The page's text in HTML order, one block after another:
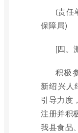
(责任
保障局)
[四。
积极
新绍兴人
引导力度
注册并积
我县食品